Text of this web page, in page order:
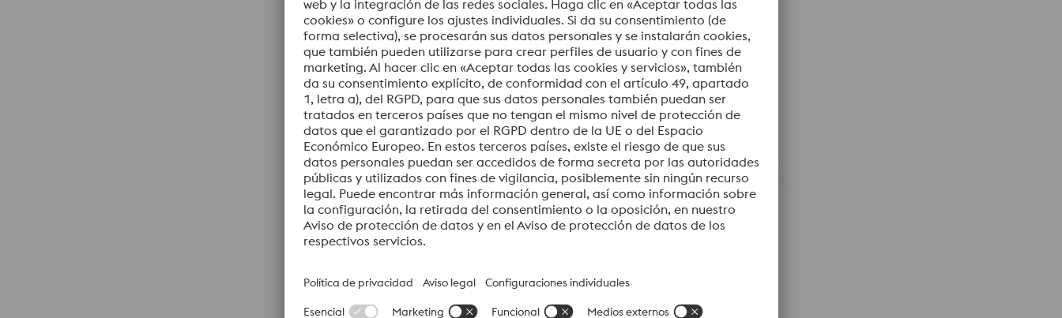
Necesitamos su consentimiento para cargar
el servicio YouTube Video.
Utilizamos un servicio de terceros para incrustar
contenido de vídeo que puede recopilar datos sobre su
actividad. Le rogamos que revise los detalles y acepte el
servicio para ver este vídeo.